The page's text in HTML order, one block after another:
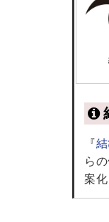
『
ら
案化